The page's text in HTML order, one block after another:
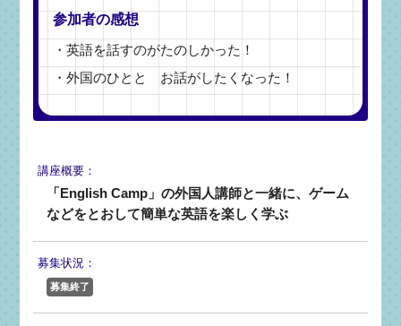
参加者の感想
・英語を話すのがたのしかった！
・外国のひとと お話がしたくなった！
講座概要：
「English Camp」の外国人講師と一緒に、ゲーム
などをとおして簡単な英語を楽しく学ぶ
募集状況：
募集終了